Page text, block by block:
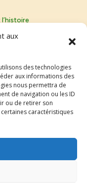
aux
des technologies
aux informations des
nous permettra de
de navigation ou les ID
ou de retirer son
caractéristiques
la